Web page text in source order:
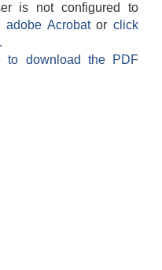
is not configured to
adobe Acrobatorclick
to download the PDF